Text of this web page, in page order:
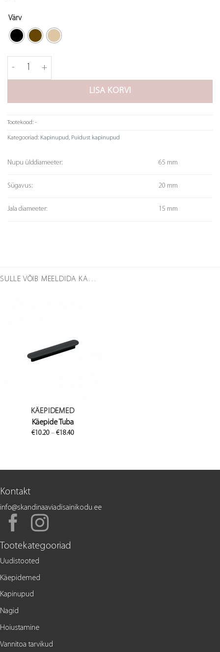
Värv
Nupp Bowl kogus
LISA KORVI
Tootekood: -
Kategooriad: Kapinupud, Puidust kapinupud
Nupu ülddiameeter: 65 mm
Sügavus: 20 mm
Jala diameeter: 15 mm
SULLE VÕIB MEELDIDA KA…
KÄEPIDEMED
Käepide Tuba
€10.20 – €18.40Price
Kontakt
info@skandinaaviadisainikodu.ee
Tootekategooriad
Uudistooted
Käepidemed
Kapinupud
Nagid
Hoiustamine
Vannitoa tarvikud